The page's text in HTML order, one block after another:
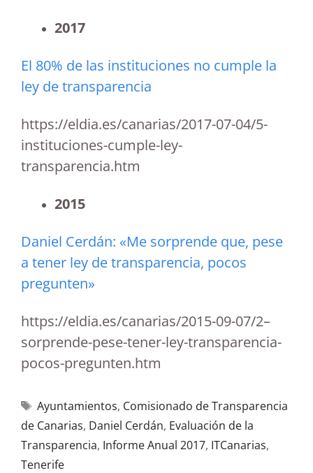
2017
El 80% de las instituciones no cumple la
ley de transparencia
https://eldia.es/canarias/2017-07-04/5-
instituciones-cumple-ley-
transparencia.htm
2015
Daniel Cerdán: «Me sorprende que, pese
a tener ley de transparencia, pocos
pregunten»
https://eldia.es/canarias/2015-09-07/2–
sorprende-pese-tener-ley-transparencia-
pocos-pregunten.htm
Ayuntamientos, Comisionado de Transparencia
de Canarias, Daniel Cerdán, Evaluación de la
Transparencia, Informe Anual 2017, ITCanarias,
Tenerife